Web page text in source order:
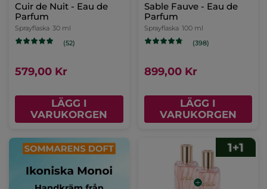
Cuir de Nuit - Eau de
Parfum
Sprayflaska 30 ml
(52)
579,00 Kr
LÄGG I
VARUKORGEN
Sable Fauve - Eau de
Parfum
Sprayflaska 100 ml
(398)
899,00 Kr
LÄGG I
VARUKORGEN